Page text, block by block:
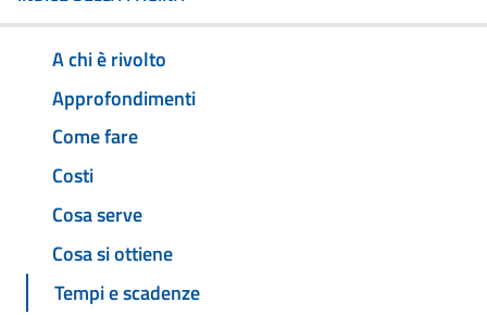
A chi è rivolto
Approfondimenti
Come fare
Costi
Cosa serve
Cosa si ottiene
Tempi e scadenze